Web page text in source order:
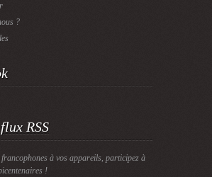
?
RSS
à vos appareils, participez à
!